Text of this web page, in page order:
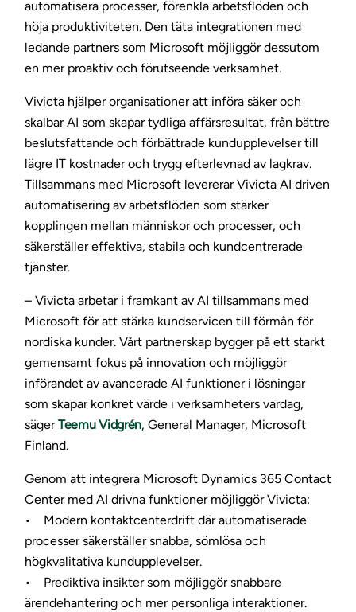
automatisera processer, förenkla arbetsflöden och
höja produktiviteten. Den täta integrationen med
ledande partners som Microsoft möjliggör dessutom
en mer proaktiv och förutseende verksamhet.
Vivicta hjälper organisationer att införa säker och
skalbar AI som skapar tydliga affärsresultat, från bättre
beslutsfattande och förbättrade kundupplevelser till
lägre IT kostnader och trygg efterlevnad av lagkrav.
Tillsammans med Microsoft levererar Vivicta AI driven
automatisering av arbetsflöden som stärker
kopplingen mellan människor och processer, och
säkerställer effektiva, stabila och kundcentrerade
tjänster.
– Vivicta arbetar i framkant av AI tillsammans med
Microsoft för att stärka kundservicen till förmån för
nordiska kunder. Vårt partnerskap bygger på ett starkt
gemensamt fokus på innovation och möjliggör
införandet av avancerade AI funktioner i lösningar
som skapar konkret värde i verksamheters vardag,
sägerTeemu Vidgrén, General Manager, Microsoft
Finland.
Genom att integrera Microsoft Dynamics 365 Contact
Center med AI drivna funktioner möjliggör Vivicta:
• Modern kontaktcenterdrift där automatiserade
processer säkerställer snabba, sömlösa och
högkvalitativa kundupplevelser.
• Prediktiva insikter som möjliggör snabbare
ärendehantering och mer personliga interaktioner.